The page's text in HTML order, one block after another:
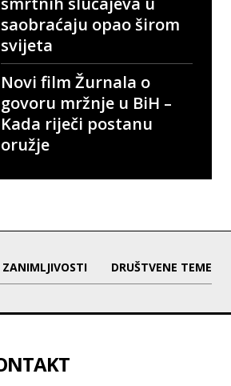
saobraćaju opao širom
svijeta
Novi film Žurnala o
govoru mržnje u BiH –
Kada riječi postanu
oružje
ZANIMLJIVOSTI DRUŠTVENE TEME